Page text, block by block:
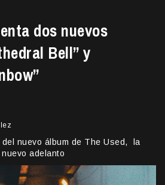
dos nuevos
Bell” y
nuevo álbum de The Used, la
adelanto